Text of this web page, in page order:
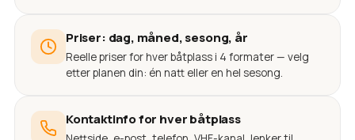
Priser: dag, måned, sesong, år
Reelle priser for hver båtplass i 4 formater — velg
etter planen din: én natt eller en hel sesong.
Kontaktinfo for hver båtplass